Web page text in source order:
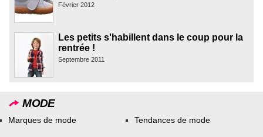
Février 2012
Les petits s'habillent dans le coup pour la
rentrée !
Septembre 2011
MODE
Marques de mode Tendances de mode